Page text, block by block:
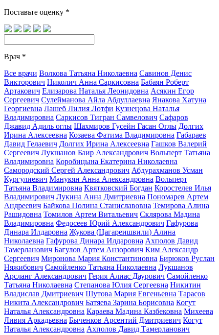
Поставьте оценку *
Врач *
Все врачи Волкова Татьяна Николаевна Савинов Денис
Викторович Николич Анна Саркисовна Бабаян Роберт
Артакович Елизарова Наталья Леонидовна Асякин Егор
Сергеевич Сулейманова Айла Абдуллаевна Янакова Хатуна
Георгиевна Лашеб Лилия Лотфи Кузнецова Наталья
Владимировна Саркисов Тигран Самвелович Сафаров
Джавид Адиль оглы Шахмиров Гусейн Гасан Оглы Долгих
Ирина Алексеевна Козаева Фатима Владимировна Габараев
Давид Гелаевич Долгих Ирина Алексеевна Гашков Валерий
Сергеевич Лукшанов Баир Александрович Вольперт Татьяна
Владимировна Коробицына Екатерина Николаевна
Самородский Сергей Александрович Абдурахманов Усман
Кургулиевич Манукян Анна Александровна Вольперт
Татьяна Владимировна Квятковский Богдан Коростелев Илья
Владимирович Лукина Анна Дмитриевна Пономарев Артем
Андреевич Байкова Полина Станиславовна Темирова Алина
Рашидовна Томилов Артем Витальевич Склярова Мадина
Владимировна Федосеев Юрий Александрович Гафурова
Динара Илдаровна Жукова (Цагареишвили) Алина
Николаевна Гафурова Динара Илдаровна Ахполов Давид
Тамерланович Багулов Артем Анзорович Ким Александр
Сергеевич Миронова Мария Константиновна Бирюков Руслан
Няжибович Самойленко Татьяна Николаевна Лукшанов
Арсланг Александрович Герия Алиас Даурович Самойленко
Татьяна Николаевна Степанова Юлия Сергеевна Никитин
Владислав Дмитриевич Шутова Мария Евгеньевна Тарасов
Никита Александрович Батяева Зарина Борисовна Когут
Наталья Александровна Караева Мадина Казбековна Михеева
Ливия Аркадьевна Быченков Арсентий Дмитриевич Когут
Наталья Александровна Ахполов Давид Тамерланович